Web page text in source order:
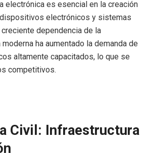
electrónica es esencial en la creación
electrónicos y sistemas
dependencia de la
ha aumentado la demanda de
altamente capacitados, lo que se
competitivos.
Civil: Infraestructura